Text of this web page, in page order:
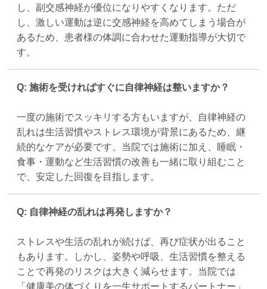
し、副交感神経が優位になりやすくなります。ただ
し、激しい運動は逆に交感神経を高めてしまう場合が
あるため、患者様の体調に合わせた運動指導が大切で
す。
Q: 施術を受ければすぐに自律神経は整いますか？
一度の施術でスッキリする方もいますが、自律神経の
乱れは生活習慣やストレス環境が背景にあるため、継
続的なケアが必要です。当院では施術に加え、睡眠・
食事・運動など生活習慣の改善も一緒に取り組むこと
で、安定した回復を目指します。
Q: 自律神経の乱れは再発しますか？
ストレスや生活の乱れが続けば、再び症状が出ること
もあります。しかし、姿勢や呼吸、生活習慣を整える
ことで再発のリスクは大きく減らせます。当院では
「健康美の体づくりを一生サポートするパートナー」